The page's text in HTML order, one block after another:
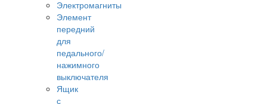
Электромагниты
Элемент
передний
для
педального/
нажимного
выключателя
Ящик
с